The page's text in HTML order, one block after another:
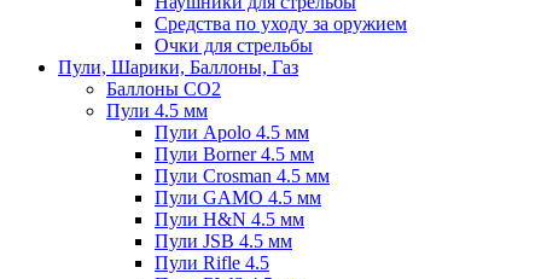
Средства по уходу за оружием
Очки для стрельбы
Пули, Шарики, Баллоны, Газ
Баллоны CO2
Пули 4.5 мм
Пули Apolo 4.5 мм
Пули Borner 4.5 мм
Пули Crosman 4.5 мм
Пули GAMO 4.5 мм
Пули H&N 4.5 мм
Пули JSB 4.5 мм
Пули Rifle 4.5